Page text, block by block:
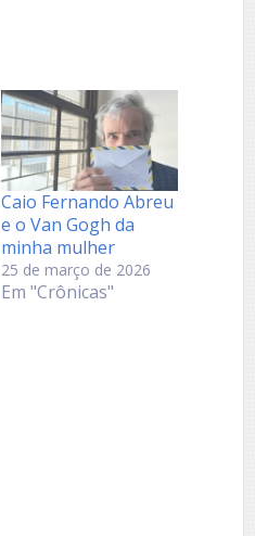
Caio Fernando Abreu
e o Van Gogh da
minha mulher
25 de março de 2026
Em "Crônicas"